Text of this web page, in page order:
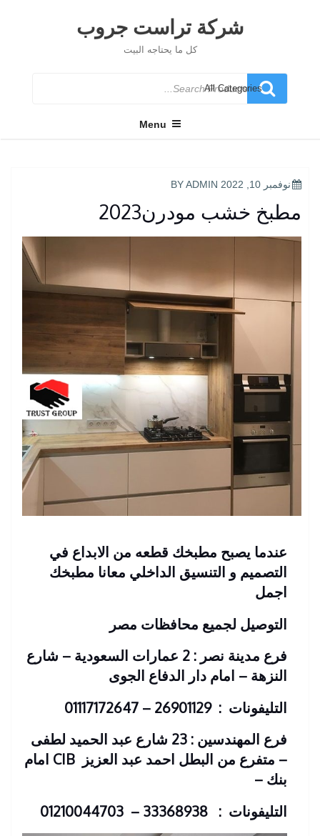
شركة تراست جروب
كل ما يحتاجه البيت
Search
for
Menu
POSTED
نوفمبر 10, 2022 ADMIN
مطبخ خشب مودرن2023
عندما يصبح مطبخك قطعه من الابداع في
التصميم و التنسيق الداخلي معانا مطبخك
اجمل
التوصيل لجميع محافظات مصر
فرع مدينة نصر : 2 عمارات السعودية – شارع
النزهة – امام دار الدفاع الجوى
التليفونات : 26901129 – 01117172647
فرع المهندسين : 23 شارع عبد الحميد لطفى
– متفرع من البطل احمد عبد العزيز
CIB امام
بنك –
التليفونات : 33368938 – 01210044703